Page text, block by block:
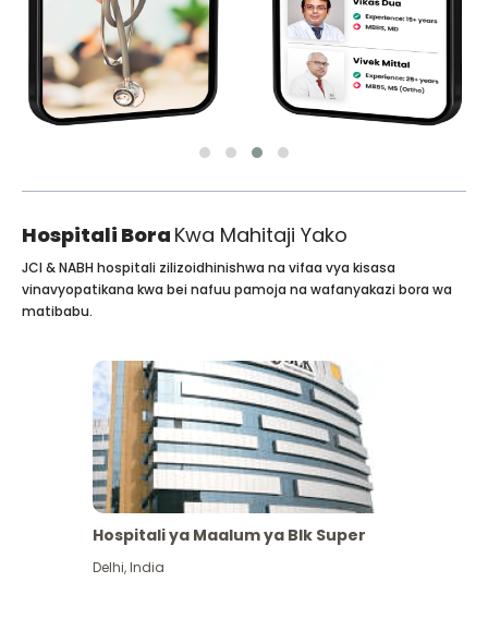
Hospitali Bora Kwa Mahitaji Yako
JCI & NABH hospitali zilizoidhinishwa na vifaa vya kisasa
vinavyopatikana kwa bei nafuu pamoja na wafanyakazi bora wa
matibabu.
Hospitali ya Maalum ya Blk Super
Delhi,India